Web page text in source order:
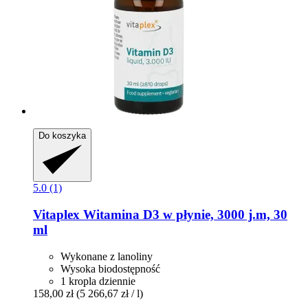
Do koszyka
5.0 (1)
Vitaplex Witamina D3 w płynie, 3000 j.m, 30
ml
Wykonane z lanoliny
Wysoka biodostępność
1 kropla dziennie
158,00 zł (5 266,67 zł / l)